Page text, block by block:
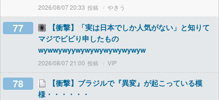
2026/08/07 20:33 やきう
77
【衝撃】「実は日本でしか人気がない」と知りて
マジでビビり申したもの
wywwywyywywywywywywywyw
2026/08/07 21:00 VIP
78
【衝撃】ブラジルで『異変』が起こっている模
様・・・・・・